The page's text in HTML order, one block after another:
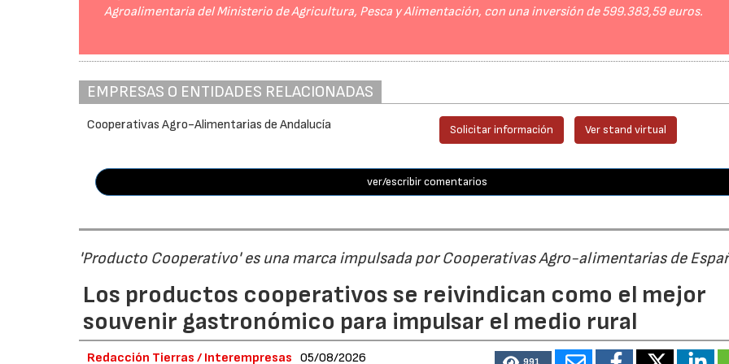
Agroalimentaria del Ministerio de Agricultura, Pesca y Alimentación, con una inversión de 599.383,59 euros.
EMPRESAS O ENTIDADES RELACIONADAS
Cooperativas Agro-Alimentarias de Andalucía Solicitar información Ver stand virtual
ver/escribir comentarios
'Producto Cooperativo' es una marca impulsada por Cooperativas Agro-alimentarias de
Los productos cooperativos se reivindican como el mejor
souvenir gastronómico para impulsar el medio rural
Redacción Tierras / Interempresas 05/08/2026